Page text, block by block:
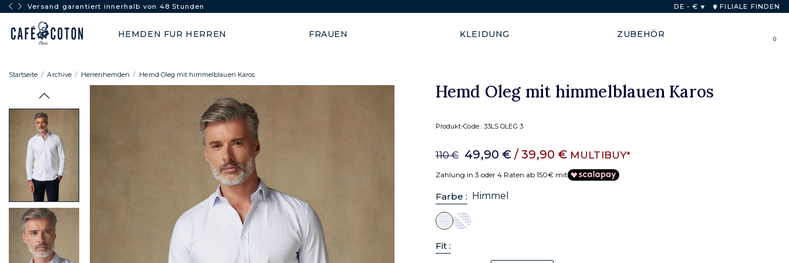
Versand garantiert innerhalb von 48 Stunden Kostenloser Versand in die Europäische Union für Einkäufe über 250€.
DE - € FILIALE FINDEN
HEMDEN FUR HERREN FRAUEN KLEIDUNG ZUBEHÖR 0
Startseite Archive Herrenhemden Hemd Oleg mit himmelblauen Karos
Hemd Oleg mit himmelblauen Karos
Produkt-Code : 33LS OLEG 3
110 € 49,90 € / 39,90 € MULTIBUY*
Zahlung in 3 oder 4 Raten ab 150€ mit
Farbe : Himmel
Fit :